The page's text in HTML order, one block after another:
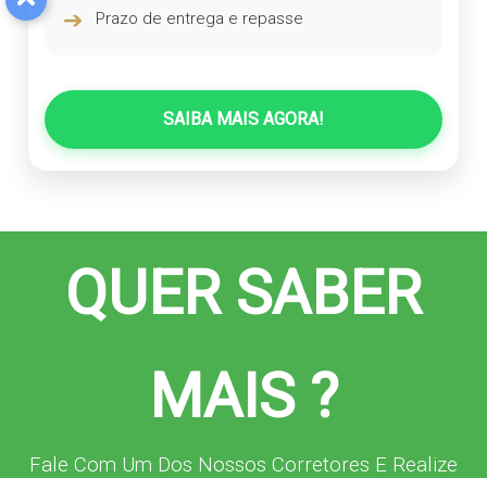
➔ Prazo de entrega e repasse
SAIBA MAIS AGORA!
QUER SABER
MAIS ?
Fale Com Um Dos Nossos Corretores E Realize